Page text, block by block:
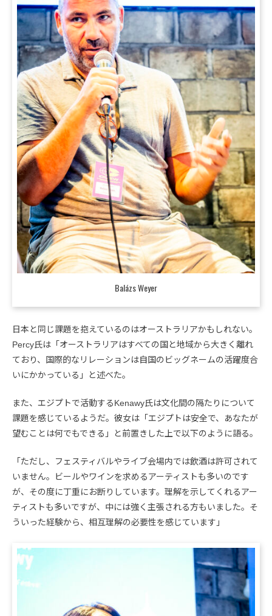
Balázs Weyer
日本と同じ課題を抱えているのはオーストラリアかもしれない。
Percy氏は「オーストラリアはすべての国と地域から大きく離れ
ており、国際的なリレーションは自国のビッグネームの活躍度合
いにかかっている」と述べた。
また、エジプトで活動するKenawy氏は文化間の隔たりについて
課題を感じているようだ。彼女は「エジプトは安全で、あなたが
望むことは何でもできる」と前置きした上で以下のように語る。
「ただし、フェスティバルやライブ会場内では飲酒は許可されて
いません。ビールやワインを求めるアーティストも多いのです
が、その度に丁重にお断りしています。理解を示してくれるアー
ティストも多いですが、中には強く主張される方もいました。そ
ういった経験から、相互理解の必要性を感じています」